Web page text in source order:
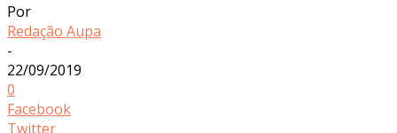
Por
Redação Aupa
-
22/09/2019
0
Facebook
Twitter